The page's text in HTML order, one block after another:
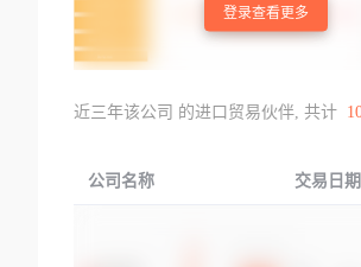
登录查看更多
近三年该公司 的进口贸易伙伴, 共计
公司名称 交易日